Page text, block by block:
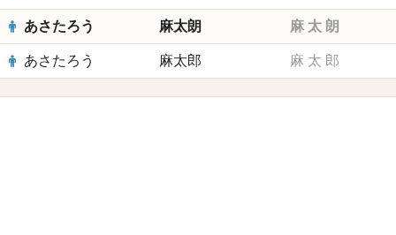
あさたろう 麻太朗 麻 太 朗
あさたろう 麻太郎 麻 太 郎